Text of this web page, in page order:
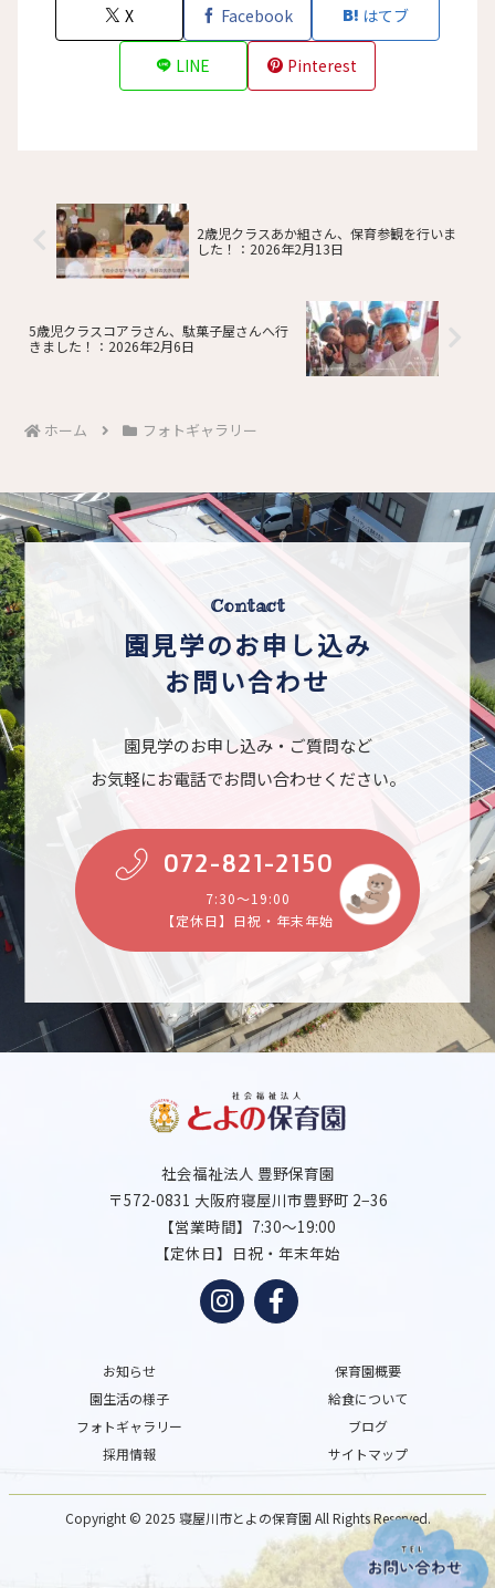
X Facebook はてブ
LINE Pinterest
2歳児クラスあか組さん、保育参観を行いま
した！：2026年2月13日
5歳児クラスコアラさん、駄菓子屋さんへ行
きました！：2026年2月6日
ホーム フォトギャラリー
Contact
園見学のお申し込み
お問い合わせ
園見学のお申し込み・ご質問など
お気軽にお電話でお問い合わせください。
072-821-2150
7:30～19:00
【定休日】日祝・年末年始
社会福祉法人 豊野保育園
〒572-0831 大阪府寝屋川市豊野町 2−36
【営業時間】7:30～19:00
【定休日】日祝・年末年始
お知らせ
保育園概要
園生活の様子
給食について
フォトギャラリー
ブログ
採用情報
サイトマップ
Copyright © 2025 寝屋川市とよの保育園 All Rights Reserved.